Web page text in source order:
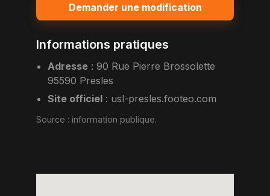
Demander une modification
Informations pratiques
Adresse :90 Rue Pierre Brossolette
95590 Presles
Site officiel : usl-presles.footeo.com
Source : information publique.